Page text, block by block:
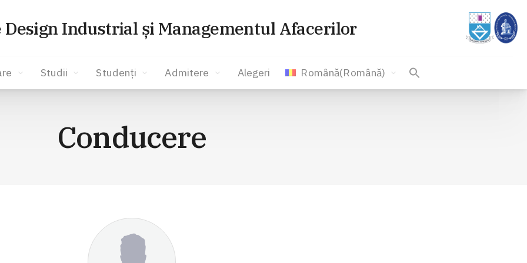
Design Industrial și Managementul Afacerilor
Studii Studenți Admitere Alegeri Română(Română)
Conducere